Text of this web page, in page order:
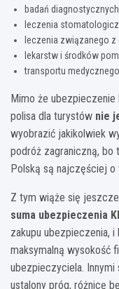
badań
leczenia
leczenia związanego z
lekarstw i środków
transportu medycznego.
Mimo że ubezpieczenie
polisa dla turystów nie
wyobrazić jakikolwiek
podróż zagraniczną, bo
Polską są najczęściej o
Z tym wiąże się
suma ubezpieczenia
zakupu ubezpieczenia,
maksymalną wysokość
ubezpieczyciela.
ustalony próg, różnicę